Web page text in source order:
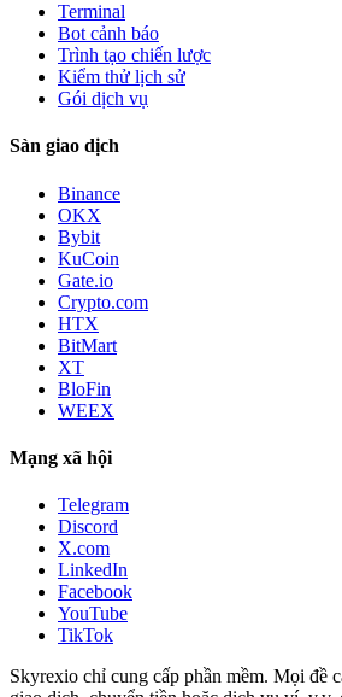
Terminal
Bot cảnh báo
Trình tạo chiến lược
Kiểm thử lịch sử
Gói dịch vụ
Sàn giao dịch
Binance
OKX
Bybit
KuCoin
Gate.io
Crypto.com
HTX
BitMart
XT
BloFin
WEEX
Mạng xã hội
Telegram
Discord
X.com
LinkedIn
Facebook
YouTube
TikTok
Skyrexio chỉ cung cấp phần mềm. Mọi đề